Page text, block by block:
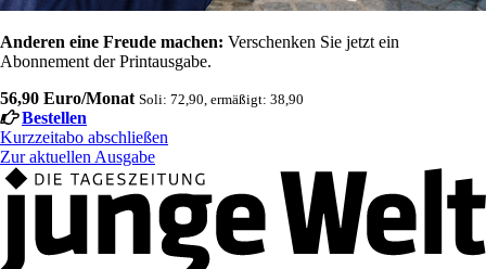
Anderen eine Freude machen: Verschenken Sie jetzt ein
Abonnement der Printausgabe.
56,90 Euro/Monat Soli: 72,90, ermäßigt: 38,90
Bestellen
Kurzzeitabo abschließen
Zur aktuellen Ausgabe